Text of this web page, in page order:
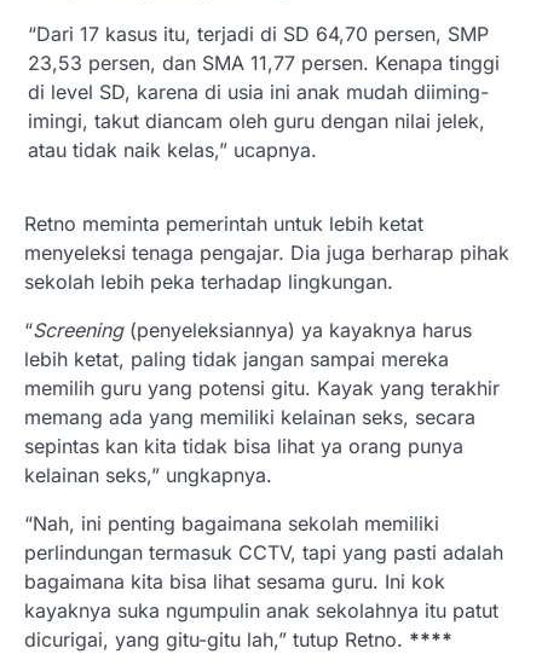
“Dari 17 kasus itu, terjadi di SD 64,70 persen, SMP
23,53 persen, dan SMA 11,77 persen. Kenapa tinggi
di level SD, karena di usia ini anak mudah diiming-
imingi, takut diancam oleh guru dengan nilai jelek,
atau tidak naik kelas,” ucapnya.
Retno meminta pemerintah untuk lebih ketat
menyeleksi tenaga pengajar. Dia juga berharap pihak
sekolah lebih peka terhadap lingkungan.
“Screening(penyeleksiannya) ya kayaknya harus
lebih ketat, paling tidak jangan sampai mereka
memilih guru yang potensi gitu. Kayak yang terakhir
memang ada yang memiliki kelainan seks, secara
sepintas kan kita tidak bisa lihat ya orang punya
kelainan seks,” ungkapnya.
“Nah, ini penting bagaimana sekolah memiliki
perlindungan termasuk CCTV, tapi yang pasti adalah
bagaimana kita bisa lihat sesama guru. Ini kok
kayaknya suka ngumpulin anak sekolahnya itu patut
dicurigai, yang gitu-gitu lah,” tutup Retno. ****